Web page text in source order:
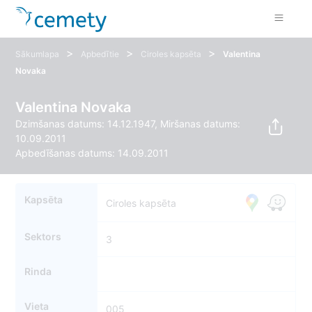
Sākumlapa > Apbedītie > Ciroles kapsēta >
Valentina
Novaka
Valentina Novaka
Dzimšanas datums: 14.12.1947, Miršanas datums:
10.09.2011
Apbedīšanas datums: 14.09.2011
Kapsēta Ciroles kapsēta
Sektors 3
Rinda
Vieta 005